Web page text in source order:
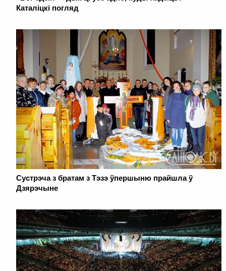
Каталіцкі погляд
Cустрэча з братам з Тэзэ ўпершыню прайшла ў
Дзярэчыне